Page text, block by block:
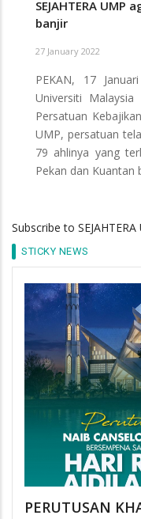
SEJAHTERA
banjir
27 January 2022
PEKAN, 17
Universiti
Persatuan
UMP, persatuan
79 ahlinya yang
Pekan dan Kuantan
Subscribe to SEJAHTERA
STICKY NEWS
PERUTUSAN